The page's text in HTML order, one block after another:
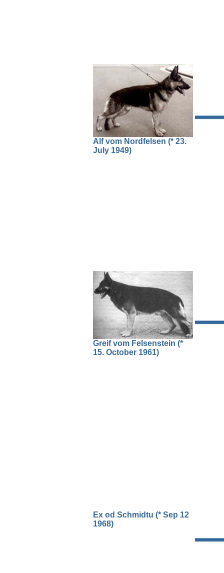
Alf vom Nordfelsen (* 23.
July 1949)
Greif vom Felsenstein (*
15. October 1961)
Ex od Schmidtu (* Sep 12
1968)